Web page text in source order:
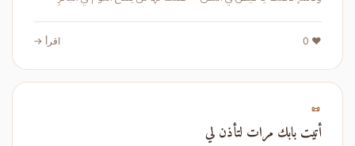
❤️ 0 اقرأ →
📜
أتيت بابك مرات لتأذن لي